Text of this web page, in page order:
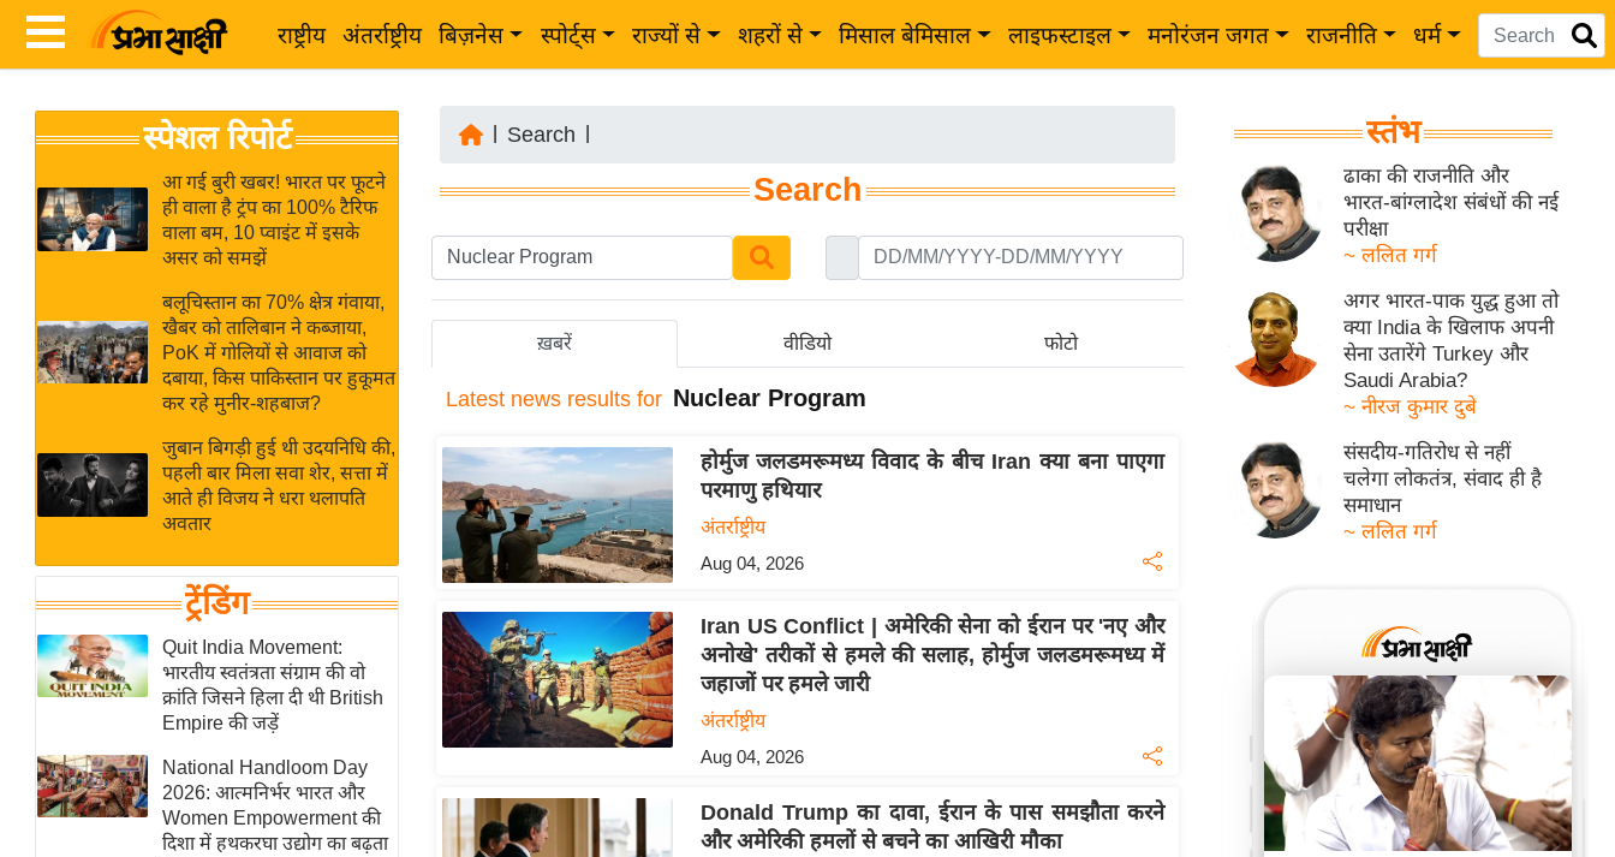
राष्ट्रीय अंतर्राष्ट्रीय बिज़नेस स्पोर्ट्स राज्यों से शहरों से मिसाल बेमिसाल लाइफस्टाइल मनोरंजन जगत राजनीति धर्म
News
Hindi
Live
News in
Hindi
News
Hindi
Videos
ख
ब
र
अंतर्राष्ट्रीय
बिज़नेस
विशेषज्ञ
राय
खेल
क्रिकेट
IPL
2026
ई-पेपर
मिसाल बेमिसाल
शख्सियत
स्पेशल रिपोर्ट
आ गई बुरी खबर! भारत पर फूटने
ही वाला है ट्रंप का 100% टैरिफ
वाला बम, 10 प्वाइंट में इसके
असर को समझें
बलूचिस्तान का 70% क्षेत्र गंवाया,
खैबर को तालिबान ने कब्जाया,
PoK में गोलियों से आवाज को
दबाया, किस पाकिस्तान पर हुकूमत
कर रहे मुनीर-शहबाज?
जुबान बिगड़ी हुई थी उदयनिधि की,
पहली बार मिला सवा शेर, सत्ता में
आते ही विजय ने धरा थलापति
अवतार
ट्रेंडिंग
Quit India Movement:
भारतीय स्वतंत्रता संग्राम की वो
क्रांति जिसने हिला दी थी British
Empire की जड़ें
National Handloom Day
2026: आत्मनिर्भर भारत और
Women Empowerment की
दिशा में हथकरघा उद्योग का बढ़ता
Search
Search
ख़बरें वीडियो फोटो
Latest news results for Nuclear Program
होर्मुज जलडमरूमध्य विवाद के बीच Iran क्या बना पाएगा
परमाणु हथियार
अंतर्राष्ट्रीय
Aug 04, 2026
Iran US Conflict | अमेरिकी सेना को ईरान पर 'नए और
अनोखे' तरीकों से हमले की सलाह, होर्मुज जलडमरूमध्य में
जहाजों पर हमले जारी
अंतर्राष्ट्रीय
Aug 04, 2026
Donald Trump का दावा, ईरान के पास समझौता करने
और अमेरिकी हमलों से बचने का आखिरी मौका
स्तंभ
ढाका की राजनीति और
भारत-बांग्लादेश संबंधों की नई
परीक्षा
~ ललित गर्ग
अगर भारत-पाक युद्ध हुआ तो
क्या India के खिलाफ अपनी
सेना उतारेंगे Turkey और
Saudi Arabia?
~ नीरज कुमार दुबे
संसदीय-गतिरोध से नहीं
चलेगा लोकतंत्र, संवाद ही है
समाधान
~ ललित गर्ग